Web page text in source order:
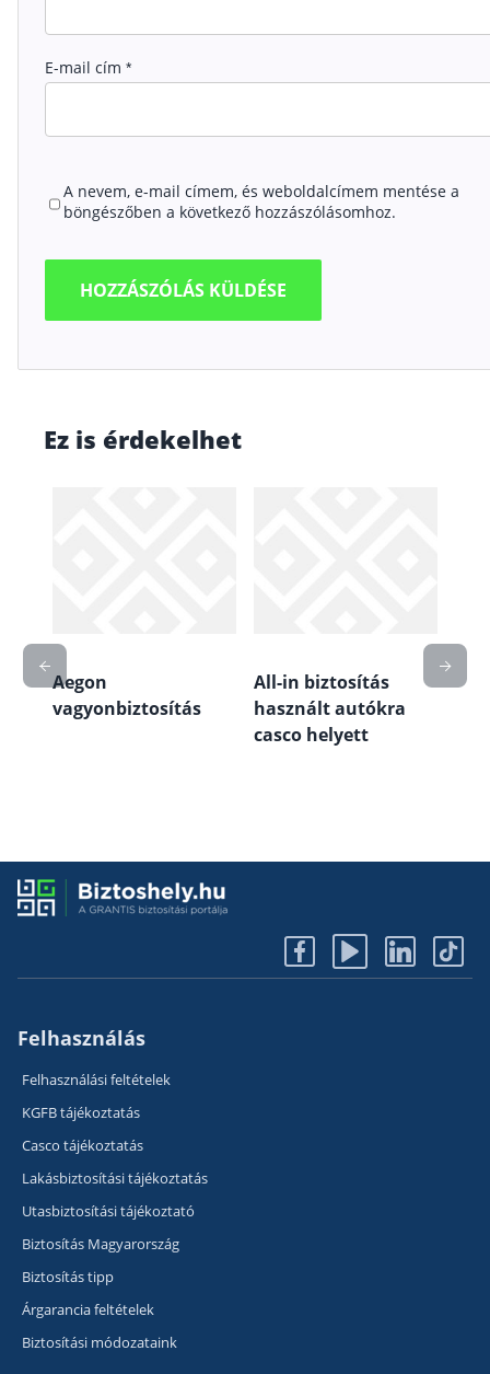
E-mail cím *
A nevem, e-mail címem, és weboldalcímem mentése a
böngészőben a következő hozzászólásomhoz.
Ez is érdekelhet
Aegon
vagyonbiztosítás
All-in biztosítás
használt autókra
casco helyett
Felhasználás
Felhasználási feltételek
KGFB tájékoztatás
Casco tájékoztatás
Lakásbiztosítási tájékoztatás
Utasbiztosítási tájékoztató
Biztosítás Magyarország
Biztosítás tipp
Árgarancia feltételek
Biztosítási módozataink